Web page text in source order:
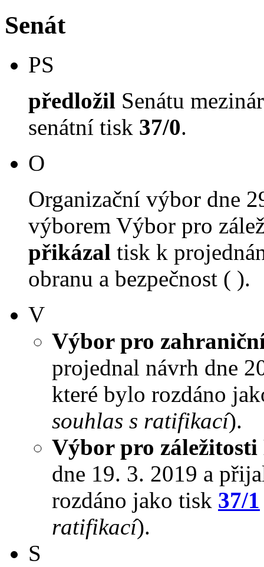
Senát
PS
předložil Senátu
senátní tisk 37/0.
O
Organizační výbor dne
výborem Výbor pro
přikázal tisk k
obranu a bezpečnost ( ).
V
Výbor pro
projednal návrh dne
které bylo rozdáno
souhlas s ratifikací).
Výbor pro záležitosti
dne 19. 3. 2019 a
rozdáno jako tisk 37/1
ratifikací).
S